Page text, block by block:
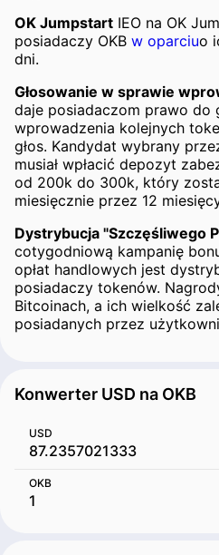
OK Jumpstart IEO na OK
posiadaczy OKB w oparciuo
dni.
Głosowanie w sprawie
daje posiadaczom prawo do
wprowadzenia kolejnych
głos. Kandydat wybrany
musiał wpłacić depozyt
od 200k do 300k, który
miesięcznie przez 12
Dystrybucja "Szczęśliwego
cotygodniową kampanię
opłat handlowych jest
posiadaczy tokenów.
Bitcoinach, a ich wielkość
posiadanych przez
Konwerter USD na OKB
USD
OKB